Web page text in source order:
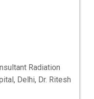
Radiation
Delhi, Dr. Ritesh